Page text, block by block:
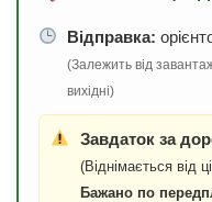
Відправка:
(Залежить від
вихідні)
Завдаток за
(Віднімається від
Бажано по